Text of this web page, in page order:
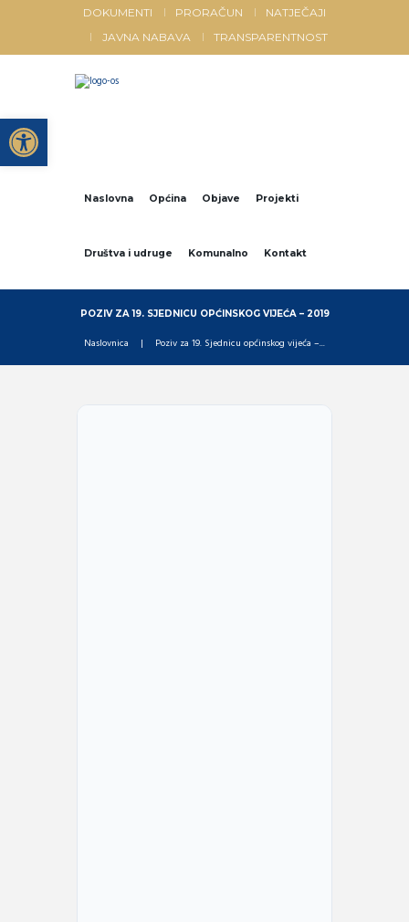
DOKUMENTI PRORAČUN
NATJEČAJI
JAVNA NABAVA
TRANSPARENTNOST
Naslovna Općina Objave Projekti
Društva i udruge Komunalno Kontakt
POZIV ZA 19. SJEDNICU OPĆINSKOG VIJEĆA – 2019
Naslovnica Poziv za 19. Sjednicu općinskog vijeća –...
Open toolbar